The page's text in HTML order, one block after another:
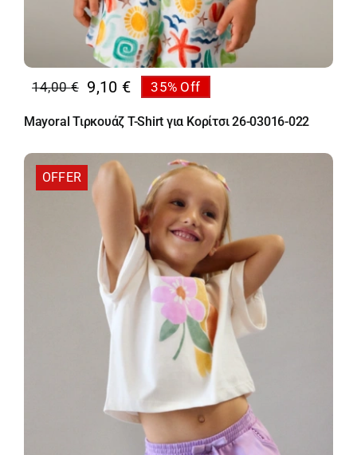
14,00€
Original
price
was:
14,00 €.
9,10 €
Η
τρέχουσα
τιμή
είναι:
9,10 €.
35% Off
Mayoral Τιρκουάζ T-Shirt για Κορίτσι 26-03016-022
OFFER